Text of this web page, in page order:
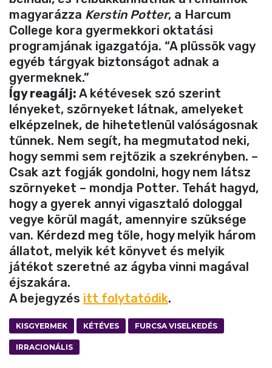
magyarázza Kerstin Potter, a Harcum
College kora gyermekkori oktatási
programjának igazgatója. “A plüssök vagy
egyéb tárgyak biztonságot adnak a
gyermeknek.”
Így reagálj: A kétévesek szó szerint
lényeket, szörnyeket látnak, amelyeket
elképzelnek, de hihetetlenül valóságosnak
tűnnek. Nem segít, ha megmutatod neki,
hogy semmi sem rejtőzik a szekrényben. –
Csak azt fogják gondolni, hogy nem látsz
szörnyeket – mondja Potter. Tehát hagyd,
hogy a gyerek annyi vigasztaló dologgal
vegye körül magát, amennyire szüksége
van. Kérdezd meg tőle, hogy melyik három
állatot, melyik két könyvet és melyik
játékot szeretné az ágyba vinni magával
éjszakára.
A bejegyzés itt folytatódik.
KISGYERMEK KÉTÉVES FURCSA VISELKEDÉS
IRRACIONÁLIS